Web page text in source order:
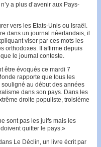
a plus d’avenir aux Pays-
vers les Etats-Unis ou Israël.
dans un journal néerlandais, il
viser par ces mots les
orthodoxes. Il affirme depuis
le journal conteste.
être évoqués ce mardi 7
rapporte que tous les
au début des années
dans son pays. Dans les
droite populiste, troisième
sont pas les juifs mais les
quitter le pays.»
Le Déclin, un livre écrit par